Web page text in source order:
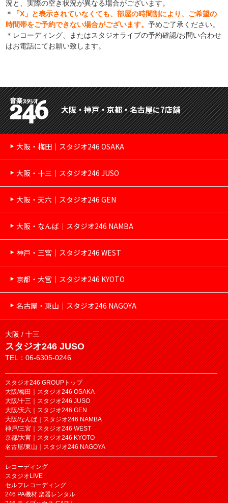
況と、実際の空き状況が異なる場合がございます。
＊
「X」と表示されていなくても、部屋の時間割により、ご希望の
時間帯をご予約できない場合がございます。予めご了承ください。
＊レコーディング、またはスタジオライブの予約確認/お問い合わせ
はお電話にてお願い致します。
大阪・神戸・京都・名古屋に7店舗
大阪・梅田｜スタジオ246 OSAKA
大阪・十三｜スタジオ246 JUSO
大阪・天六｜スタジオ246 GEN
大阪・なんば｜スタジオ246 NAMBA
神戸・三宮｜スタジオ246 WEST
京都・大宮｜スタジオ246 KYOTO
名古屋・東山｜スタジオ246 NAGOYA
大阪 / 十三
スタジオ246 JUSO
TEL：06-6305-0246
スタジオ246 GROUPトップ
大阪/梅田｜スタジオ246 OSAKA
大阪/十三｜スタジオ246 JUSO
大阪/天六｜スタジオ246 GEN
大阪/なんば｜スタジオ246 NAMBA
神戸/三宮｜スタジオ246 WEST
京都/大宮｜スタジオ246 KYOTO
名古屋/東山｜スタジオ246 NAGOYA
レコーディング
スタジオLIVE
セルフレコーディング
246 PA機材 楽器レンタル